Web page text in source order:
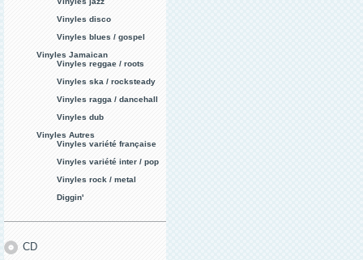
Vinyles disco
Vinyles blues / gospel
Vinyles Jamaican
Vinyles reggae / roots
Vinyles ska / rocksteady
Vinyles ragga / dancehall
Vinyles dub
Vinyles Autres
Vinyles variété française
Vinyles variété inter / pop
Vinyles rock / metal
Diggin'
CD